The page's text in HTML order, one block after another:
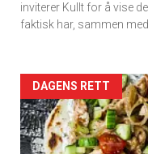
inviterer Kullt for å vise
faktisk har, sammen
Forsiden
akkurat
DAGENS RETT